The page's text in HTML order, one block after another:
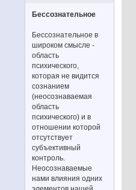
Бессознательное
Бессознательное в
широком смысле -
область
психического,
которая не видится
сознанием
(неосознаваемая
область
психического) и в
отношении которой
отсутствует
субъективный
контроль.
Неосознаваемые
нами влияния одних